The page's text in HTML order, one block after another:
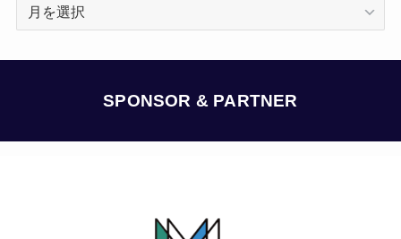
SPONSOR & PARTNER